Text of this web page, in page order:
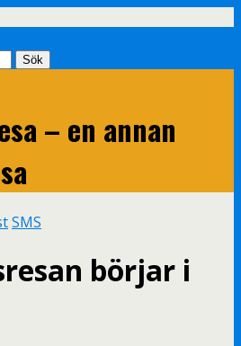
– en annan
SMS
börjar i